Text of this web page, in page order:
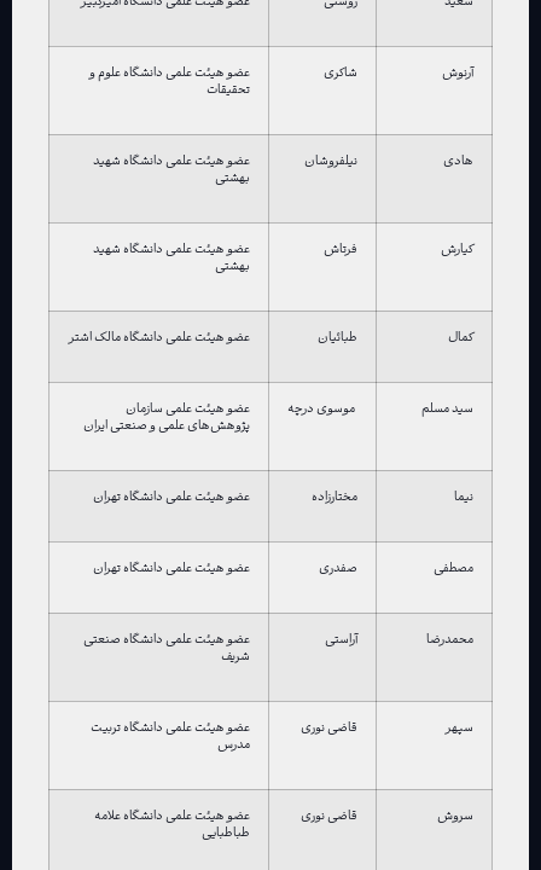
آرنوش شاکری عضو هیئت علمی دانشگاه علوم و
تحقیقات
هادی نیلفروشان عضو هیئت علمی دانشگاه شهید
بهشتی
کیارش فرتاش عضو هیئت علمی دانشگاه شهید
بهشتی
کمال طبائیان عضو هیئت علمی دانشگاه مالک اشتر
سید مسلم موسوی درچه عضو هیئت علمی سازمان
پژوهش‌های علمی و صنعتی ایران
نیما مختارزاده عضو هیئت علمی دانشگاه تهران
مصطفی صفدری عضو هیئت علمی دانشگاه تهران
محمدرضا آراستی عضو هیئت علمی دانشگاه صنعتی
شریف
سپهر قاضی نوری عضو هیئت علمی دانشگاه تربیت
مدرس
سروش قاضی نوری عضو هیئت علمی دانشگاه علامه
طباطبایی